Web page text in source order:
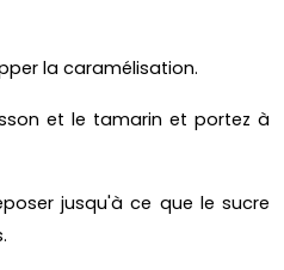
la caramélisation.
et le tamarin et portez à
jusqu'à ce que le sucre